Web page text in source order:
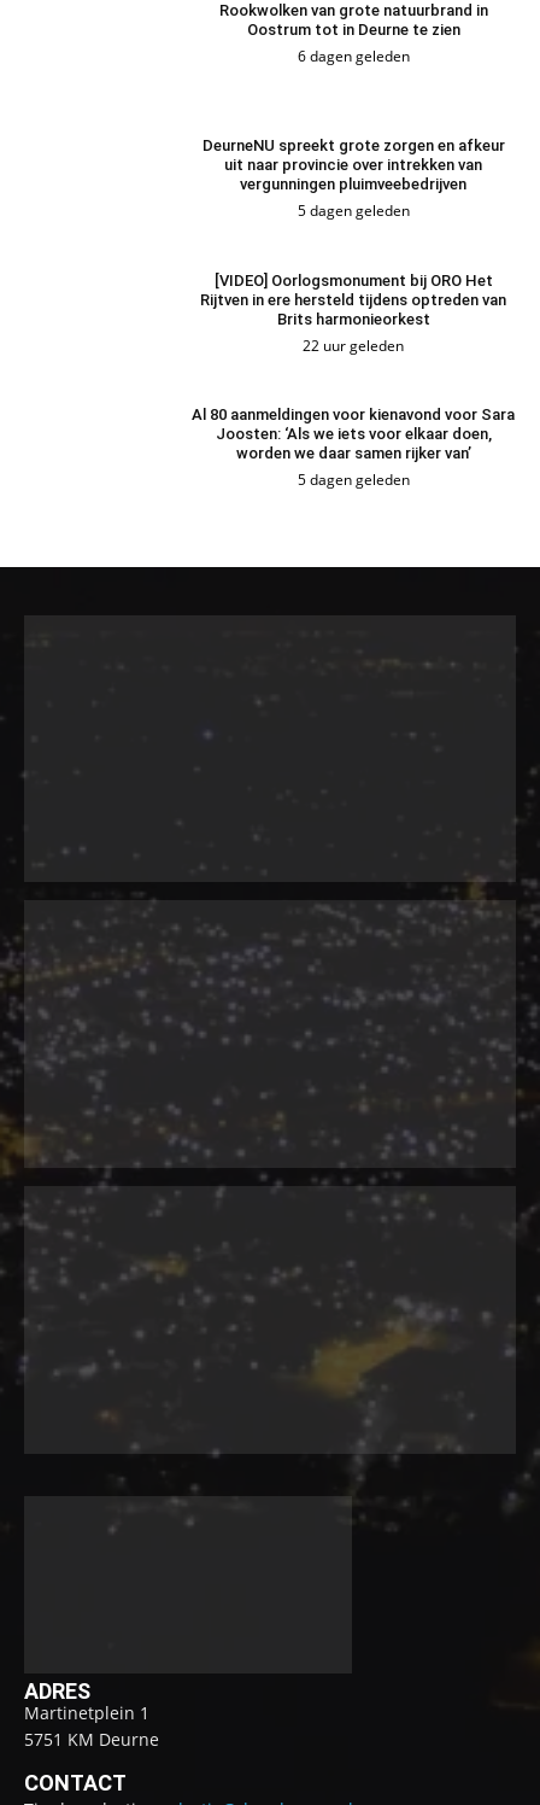
Rookwolken van grote natuurbrand in
Oostrum tot in Deurne te zien
6 dagen geleden
DeurneNU spreekt grote zorgen en afkeur
uit naar provincie over intrekken van
vergunningen pluimveebedrijven
5 dagen geleden
[VIDEO] Oorlogsmonument bij ORO Het
Rijtven in ere hersteld tijdens optreden van
Brits harmonieorkest
22 uur geleden
Al 80 aanmeldingen voor kienavond voor Sara
Joosten: ‘Als we iets voor elkaar doen,
worden we daar samen rijker van’
5 dagen geleden
ADRES
Martinetplein 1
5751 KM Deurne
CONTACT